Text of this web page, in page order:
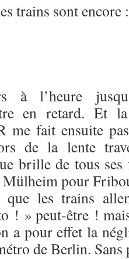
trains sont encore :
à l’heure
en retard. Et
me fait ensuite
de la lente
brille de tous ses
Mülheim pour
les trains
! » peut-être !
a pour effet la
de Berlin. Sans